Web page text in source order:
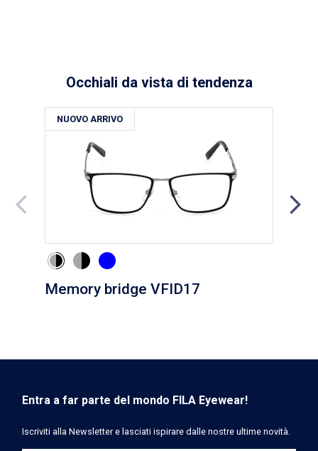
Occhiali da vista di tendenza
Memory bridge VFID17
NUOVO ARRIVO
Entra a far parte del mondo FILA Eyewear!
Iscriviti alla Newsletter e lasciati ispirare dalle nostre ultime novità.